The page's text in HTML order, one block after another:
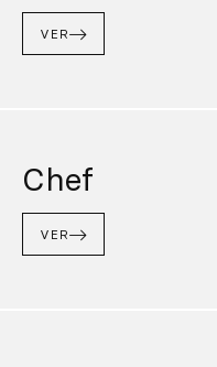
VER
Chef
VER